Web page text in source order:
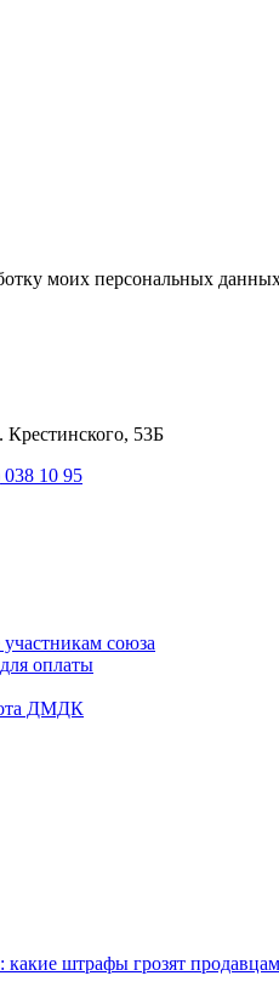
моих персональных
Крестинского, 53Б
10 95
союза
оплаты
ДМДК
штрафы грозят